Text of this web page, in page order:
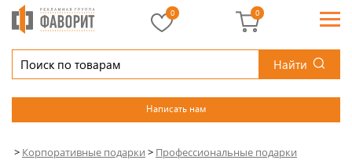
Найти
Написать нам
0 0
> Корпоративные подарки > Профессиональные подарки